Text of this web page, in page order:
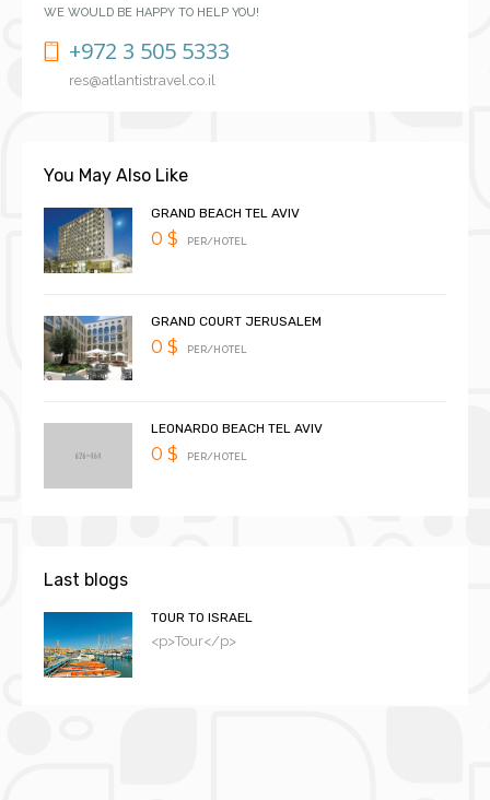
WE WOULD BE HAPPY TO HELP YOU!
+972 3 505 5333
res@atlantistravel.co.il
You May Also Like
GRAND BEACH TEL AVIV
0 $ PER/HOTEL
GRAND COURT JERUSALEM
0 $ PER/HOTEL
LEONARDO BEACH TEL AVIV
0 $ PER/HOTEL
Last blogs
TOUR TO ISRAEL
<p>Tour</p>